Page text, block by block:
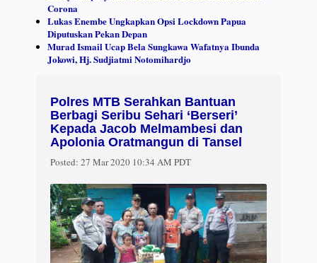
Corona
Lukas Enembe Ungkapkan Opsi Lockdown Papua
Diputuskan Pekan Depan
Murad Ismail Ucap Bela Sungkawa Wafatnya Ibunda
Jokowi, Hj. Sudjiatmi Notomihardjo
Polres MTB Serahkan Bantuan
Berbagi Seribu Sehari ‘Berseri’
Kepada Jacob Melmambesi dan
Apolonia Oratmangun di Tansel
Posted: 27 Mar 2020 10:34 AM PDT